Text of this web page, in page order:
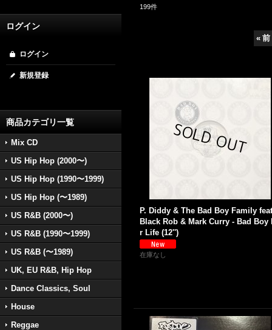
ログイン
ログイン
新規登録
商品カテゴリ一覧
Mix CD
US Hip Hop (2000〜)
US Hip Hop (1990〜1999)
US Hip Hop (〜1989)
US R&B (2000〜)
US R&B (1990〜1999)
US R&B (〜1989)
UK, EU R&B, Hip Hop
Dance Classics, Soul
House
Reggae
199件
« 前
P. Diddy & The Bad Boy Family
Black Rob & Mark Curry - Bad Boy
r Life (12'')
在庫なし